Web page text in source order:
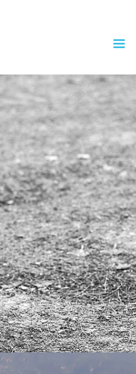
αποφοίτους
Θεάτρου
έτος
αποφοίτων